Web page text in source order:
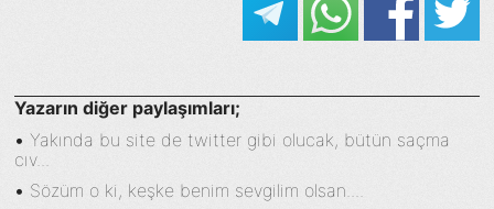
Yazarın diğer paylaşımları;
•Yakında bu site de twitter gibi olucak, bütün saçma
cıv...
• Sözüm o ki, keşke benim sevgilim olsan....